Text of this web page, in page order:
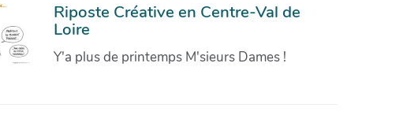
Riposte Créative en Centre-Val de
Loire
Y'a plus de printemps M'sieurs Dames !